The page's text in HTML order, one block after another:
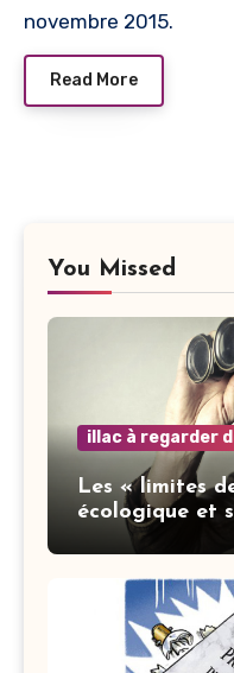
novembre 2015.
Read More
You Missed
illac à regarder
Les « limites
écologique et
ville » : les